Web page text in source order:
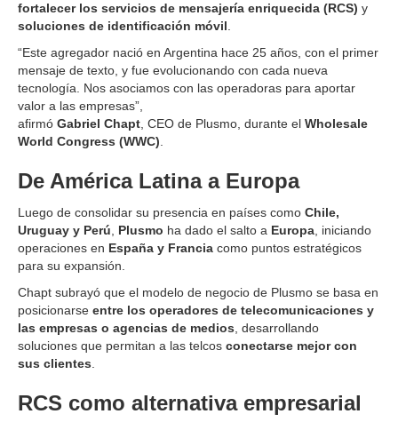
fortalecer los servicios de mensajería enriquecida (RCS) y
soluciones de identificación móvil
“Este agregador nació en Argentina hace 25 años, con el primer
mensaje de texto, y fue evolucionando con cada nueva
tecnología. Nos asociamos con las operadoras para aportar
valor a las empresas”,
afirmó Gabriel Chapt , CEO de Plusmo, durante el Wholesale
World Congress (WWC)
De América Latina a Europa
Luego de consolidar su presencia en países como Chile,
Uruguay y Perú
Plusmo ha dado el salto a Europa , iniciando
operaciones en España y Francia como puntos estratégicos
para su expansión.
Chapt subrayó que el modelo de negocio de Plusmo se basa en
posicionarse entre los operadores de telecomunicaciones y
las empresas o agencias de medios , desarrollando
soluciones que permitan a las telcos conectarse mejor con
sus clientes
RCS como alternativa empresarial